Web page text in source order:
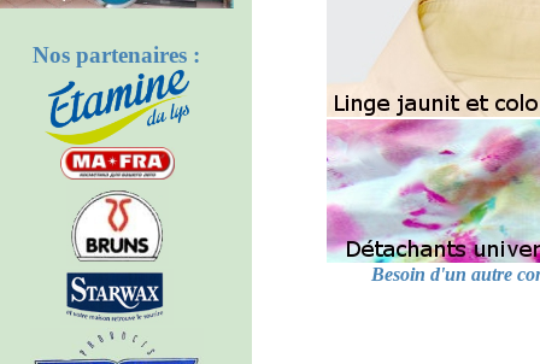
Nos partenaires :
Besoin d'un autre